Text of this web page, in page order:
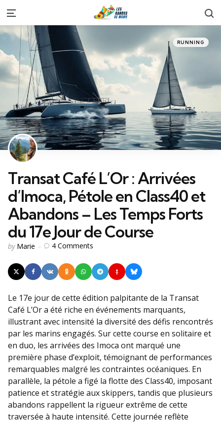
Menu
Categories
Posted
in
RUNNING
Transat Café L’Or : Arrivées
d’Imoca, Pétole en Class40 et
Abandons – Les Temps Forts
du 17e Jour de Course
Posted
by Marie 4 Comments
Le 17e jour de cette édition palpitante de la Transat
Café L’Or a été riche en événements marquants,
illustrant avec intensité la diversité des défis rencontrés
par les marins engagés. Sur cette course en solitaire et
en duo, les arrivées des Imoca ont marqué une
première phase d’exploit, témoignant de performances
remarquables malgré les contraintes océaniques. En
parallèle, la pétole a figé la flotte des Class40, imposant
patience et stratégie aux skippers, tandis que plusieurs
abandons rappellent la rigueur extrême de cette
traversée à haute intensité. Cette journée reflète